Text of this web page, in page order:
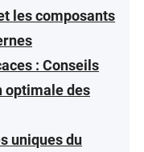
les composants
: Conseils
optimale des
uniques du